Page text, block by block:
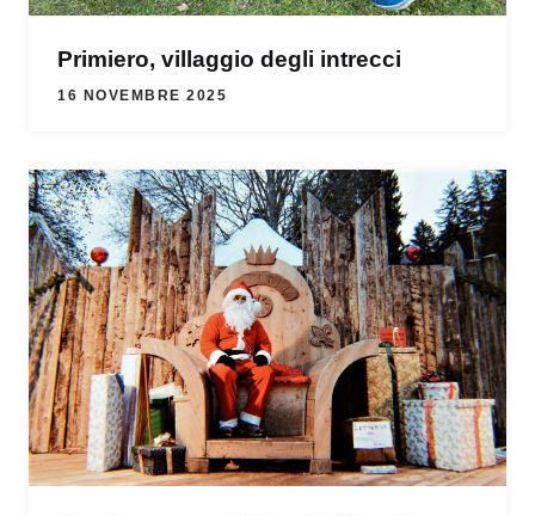
Primiero, villaggio degli intrecci
16 NOVEMBRE 2025